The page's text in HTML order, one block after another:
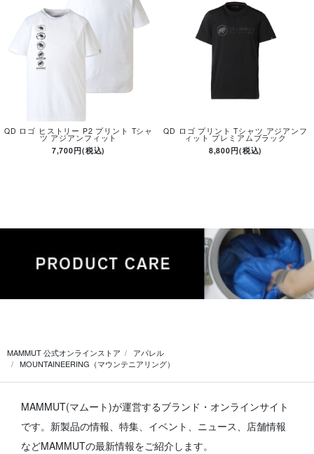
QD ロゴ ヒストリー P2 プリント Tシャ
ツ アジアンフィット
7,700円(税込)
QD ロゴ プリント Tシャツ アジアンフ
ィット プレミアムブラック
8,800円(税込)
MAMMUT 公式オンラインストア
アパレル
MOUNTAINEERING（マウンテニアリング）
MAMMUT(マムート)が運営するブランド・オンラインサイト
です。 新製品の情報、特集、イベント、ニュース、店舗情報
などMAMMUTの最新情報をご紹介します。